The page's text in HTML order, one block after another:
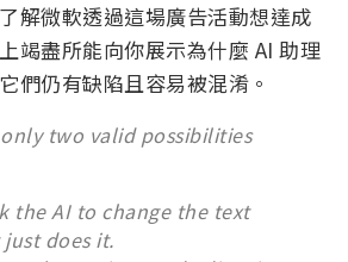
解微軟透過這場廣告活動想達成
竭盡所能向你展示為什麼 AI 助理
們仍有缺陷且容易被混淆。
two valid possibilities
the AI to change the text
does it.